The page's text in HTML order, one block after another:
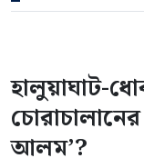
হালুয়াঘাট-
আলম’?